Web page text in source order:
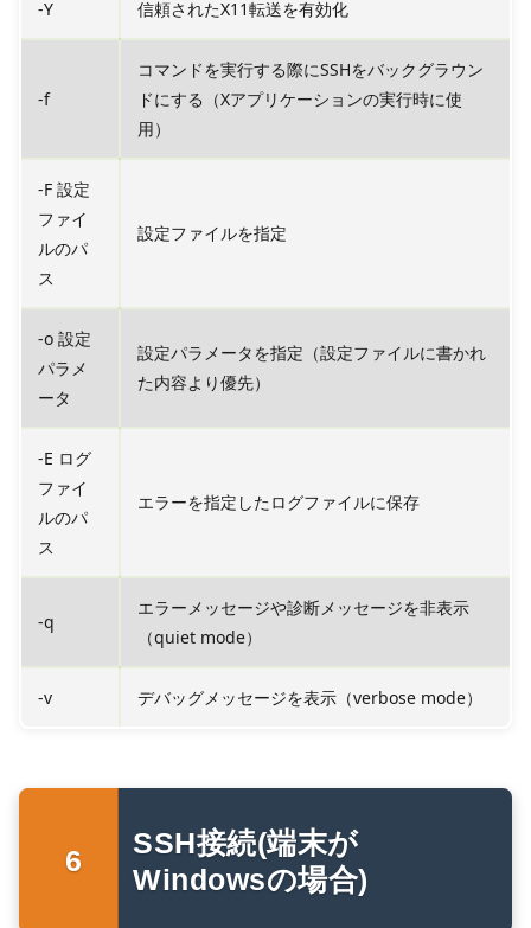
-Y 信頼されたX11転送を有効化
-f
コマンドを実行する際にSSHをバックグラウン
ドにする（Xアプリケーションの実行時に使
用）
-F 設定
ファイ
ルのパ
ス
設定ファイルを指定
-o 設定
パラメ
ータ
設定パラメータを指定（設定ファイルに書かれ
た内容より優先）
-E ログ
ファイ
ルのパ
ス
エラーを指定したログファイルに保存
-q
エラーメッセージや診断メッセージを非表示
（quiet mode）
-v デバッグメッセージを表示（verbose mode）
SSH接続(端末が
Windowsの場合)